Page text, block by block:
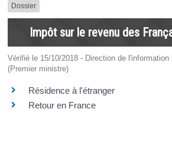
Dossier
Impôt sur le revenu des
Vérifié le 15/10/2018 - Direction de
(Premier ministre)
Résidence à l'étranger
Retour en France